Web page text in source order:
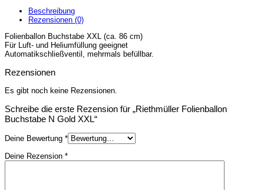
Beschreibung
Rezensionen (0)
Folienballon Buchstabe XXL (ca. 86 cm)
Für Luft- und Heliumfüllung geeignet
Automatikschließventil, mehrmals befüllbar.
Rezensionen
Es gibt noch keine Rezensionen.
Schreibe die erste Rezension für „Riethmüller Folienballon
Buchstabe N Gold XXL“
Deine Bewertung *
Deine Rezension *